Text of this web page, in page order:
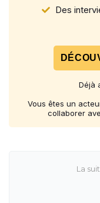
Des
Déjà
Vous êtes un
collaborer